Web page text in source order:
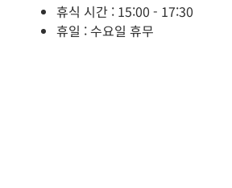
휴식 시간 : 15:00 - 17:30
휴일 : 수요일 휴무